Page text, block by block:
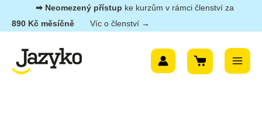
Přeskočit➡︎ Neomezený přístup ke kurzům v rámci členství za
890 Kč měsíčně
Víc o členství →
Menu